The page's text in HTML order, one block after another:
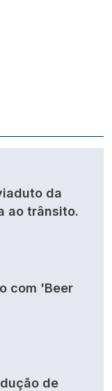
da
ao trânsito.
com 'Beer
de